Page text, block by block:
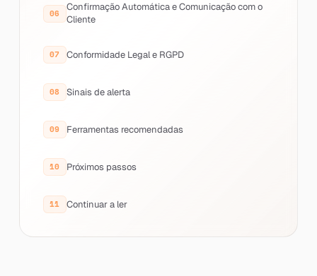
Confirmação Automática e Comunicação com o
Cliente
Conformidade Legal e RGPD
Sinais de alerta
Ferramentas recomendadas
Próximos passos
Continuar a ler